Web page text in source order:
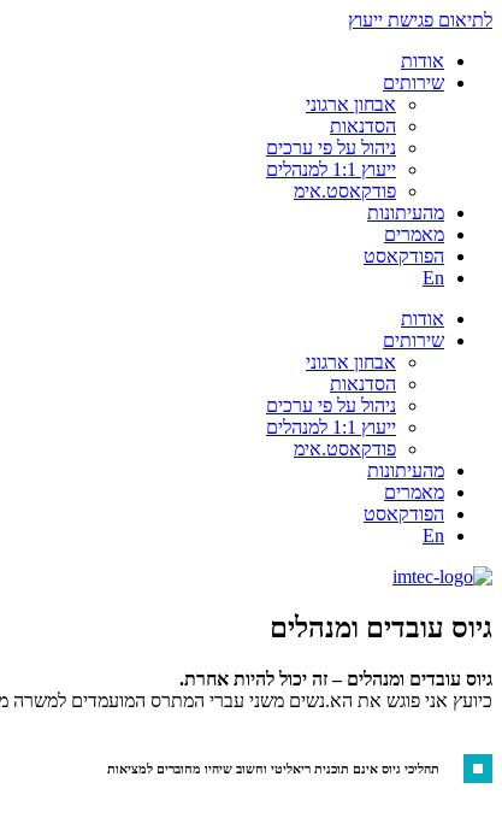
לתיאום פגישת ייעוץ
אודות
שירותים
אבחון ארגוני
הסדנאות
ניהול על פי ערכים
ייעוץ 1:1 למנהלים
פודקאסט.אימ
מהעיתונות
מאמרים
הפודקאסט
En
אודות
שירותים
אבחון ארגוני
הסדנאות
ניהול על פי ערכים
ייעוץ 1:1 למנהלים
פודקאסט.אימ
מהעיתונות
מאמרים
הפודקאסט
En
גיוס עובדים ומנהלים
גיוס עובדים ומנהלים – זה יכול להיות אחרת.
כיועץ אני פוגש את הא.נשים משני עברי המתרס המועמדים למשרה
תהליכי גיוס אינם תוכנית ריאליטי וחשוב שיהיו מחוברים למציאות